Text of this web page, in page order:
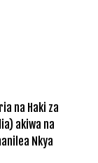
na Haki za
akiwa na
Nkya